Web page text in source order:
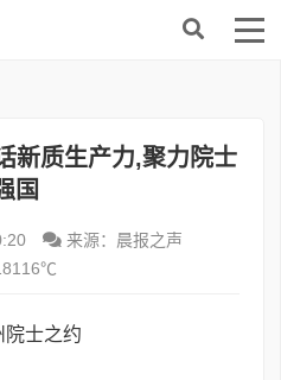
新质生产力,聚力院士
国
来源：晨报之声
院士之约